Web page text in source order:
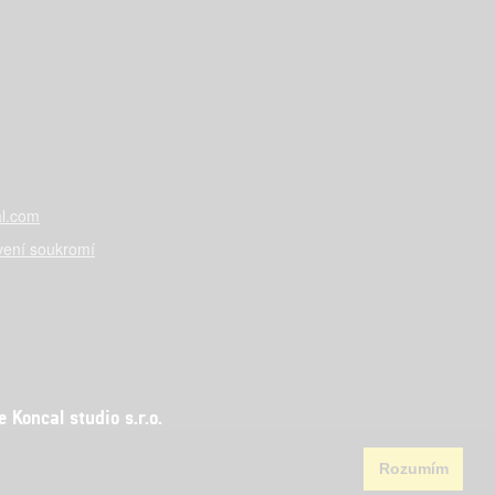
Rozumím
soukromí
studio s.r.o.